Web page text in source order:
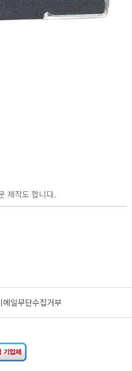
제작도 합니다.
메일무단수집거부